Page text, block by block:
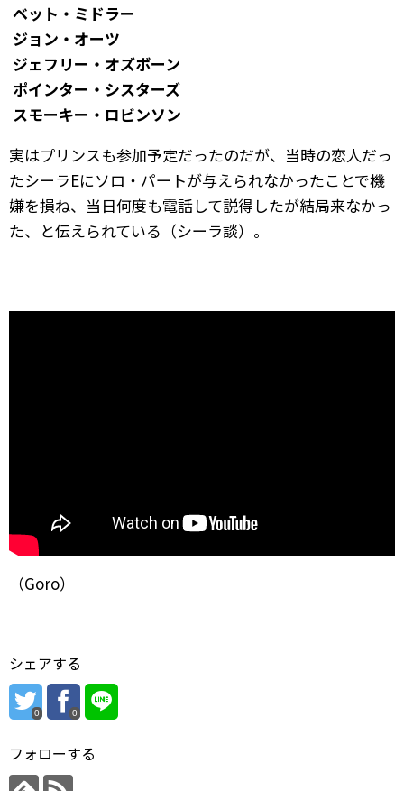
ベット・ミドラー
ジョン・オーツ
ジェフリー・オズボーン
ポインター・シスターズ
スモーキー・ロビンソン
実はプリンスも参加予定だったのだが、当時の恋人だっ
たシーラEにソロ・パートが与えられなかったことで機
嫌を損ね、当日何度も電話して説得したが結局来なかっ
た、と伝えられている（シーラ談）。
（Goro）
シェアする
0 0
フォローする